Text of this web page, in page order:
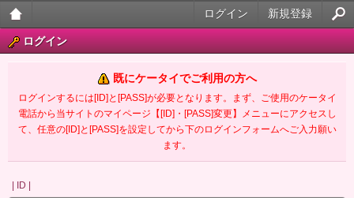
大人
ータ
イ官
新規登録
ログイン
ログイン
既にケータイでご利用の方へ
ログインするには[ID]と[PASS]が必要となります。まず、ご使用のケータイ
電話から当サイトのマイページ【[ID]・[PASS]変更】メニューにアクセスし
て、任意の[ID]と[PASS]を設定してから下のログインフォームへご入力願い
ます。
| ID |